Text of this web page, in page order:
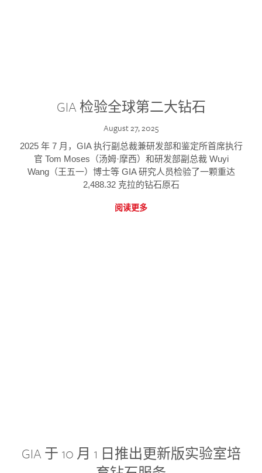
GIA 检验全球第二大钻石
August 27, 2025
2025 年 7 月，GIA 执行副总裁兼研发部和鉴定所首席执行
官 Tom Moses（汤姆·摩西）和研发部副总裁 Wuyi
Wang（王五一）博士等 GIA 研究人员检验了一颗重达
2,488.32 克拉的钻石原石
阅读更多
GIA 于 10 月 1 日推出更新版实验室培